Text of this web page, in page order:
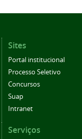
Sites
Portal institucional
Processo Seletivo
Concursos
Suap
Intranet
Serviços